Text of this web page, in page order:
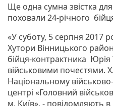
Ще одна сумна звістка
поховали 24-річного
«У суботу, 5 серпня 2017
Хутори Вінницького
бійця-контрактника Юрія
військовими почестями.
Національному
центрі «Головний
м. Київ», - повідомляють в